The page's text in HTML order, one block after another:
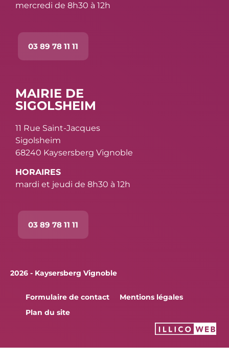
mercredi de 8h30 à 12h
03 89 78 11 11
MAIRIE DE
SIGOLSHEIM
11 Rue Saint-Jacques
Sigolsheim
68240 Kaysersberg Vignoble
HORAIRES
mardi et jeudi de 8h30 à 12h
03 89 78 11 11
2026 - Kaysersberg Vignoble
Formulaire de contact
Mentions légales
Plan du site